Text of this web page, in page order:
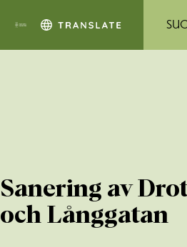
Sanering av
och Långgatan